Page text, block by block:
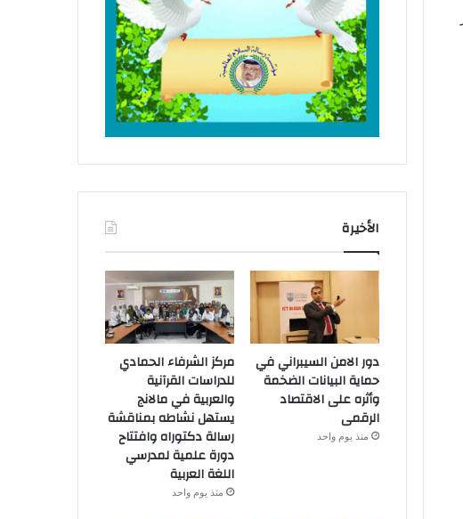
الأخيرة
دور الامن السيبراني في
حماية البيانات الضخمة
وأثره على الاقتصاد
الرقمى
منذ يوم واحد
مركز الشرفاء الحمادي
للدراسات القرآنية
والعربية في مالانج
يستهل نشاطه بمناقشة
رسالة دكتوراه وافتتاح
دورة علمية لمدرسي
اللغة العربية
منذ يوم واحد